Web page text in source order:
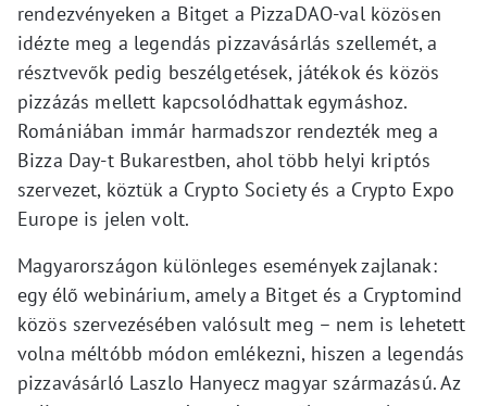
rendezvényeken a Bitget a PizzaDAO-val közösen
idézte meg a legendás pizzavásárlás szellemét, a
résztvevők pedig beszélgetések, játékok és közös
pizzázás mellett kapcsolódhattak egymáshoz.
Romániában immár harmadszor rendezték meg a
Bizza Day-t Bukarestben, ahol több helyi kriptós
szervezet, köztük a Crypto Society és a Crypto Expo
Europe is jelen volt.
Magyarországon különleges események zajlanak:
egy élő webinárium, amely a Bitget és a Cryptomind
közös szervezésében valósult meg – nem is lehetett
volna méltóbb módon emlékezni, hiszen a legendás
pizzavásárló Laszlo Hanyecz magyar származású. Az